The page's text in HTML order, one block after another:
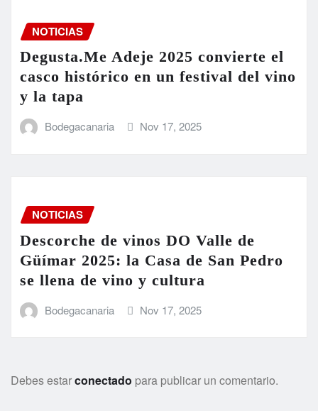
NOTICIAS
Degusta.Me Adeje 2025 convierte el
casco histórico en un festival del vino
y la tapa
Bodegacanaria Nov 17, 2025
NOTICIAS
Descorche de vinos DO Valle de
Güímar 2025: la Casa de San Pedro
se llena de vino y cultura
Bodegacanaria Nov 17, 2025
Debes estarconectado para publicar un comentario.